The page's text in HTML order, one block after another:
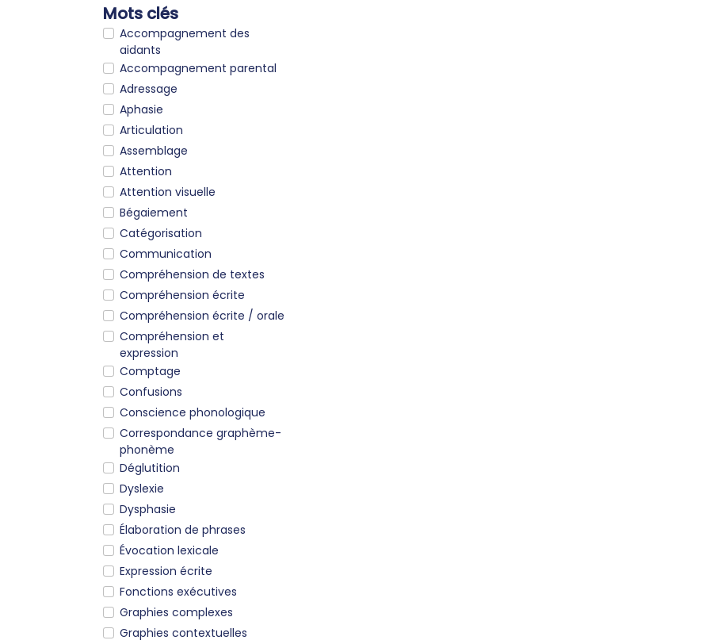
Mots clés
Accompagnement des
aidants
Accompagnement parental
Adressage
Aphasie
Articulation
Assemblage
Attention
Attention visuelle
Bégaiement
Catégorisation
Communication
Compréhension de textes
Compréhension écrite
Compréhension écrite / orale
Compréhension et
expression
Comptage
Confusions
Conscience phonologique
Correspondance graphème-
phonème
Déglutition
Dyslexie
Dysphasie
Élaboration de phrases
Évocation lexicale
Expression écrite
Fonctions exécutives
Graphies complexes
Graphies contextuelles